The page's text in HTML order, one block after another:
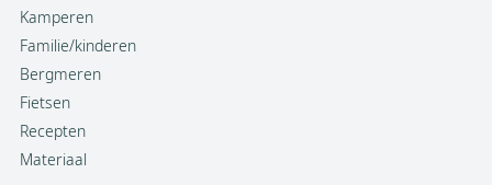
Kamperen
Familie/kinderen
Bergmeren
Fietsen
Recepten
Materiaal